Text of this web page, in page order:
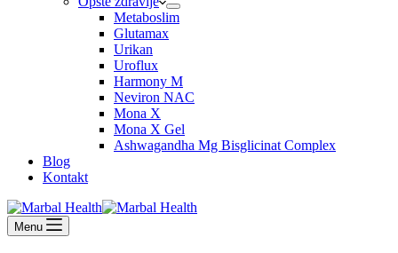
Metaboslim
Glutamax
Urikan
Uroflux
Harmony M
Neviron NAC
Mona X
Mona X Gel
Ashwagandha Mg Bisglicinat Complex
Blog
Kontakt
Menu